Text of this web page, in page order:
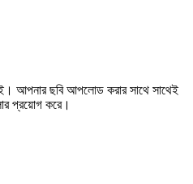
আপনার ছবি আপলোড করার সাথে সাথেই
প্রয়োগ করে।